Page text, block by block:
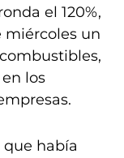
el 120%,
miércoles un
los
que había